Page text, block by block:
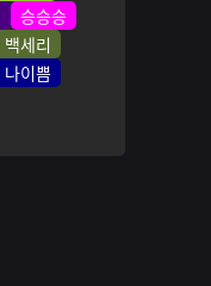
승승승
백세리
나이쁨